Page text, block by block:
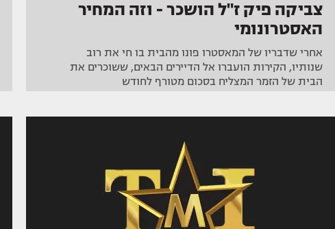
צביקה פיק ז"ל הושכר - וזה המחיר
האסטרונומי
אחרי שדבריו של המאסטרו פונו מהבית בו חי את רוב
שנותיו, הקירות הועברו אל הדיירים הבאים, ששוכרים את
הבית של הזמר המצליח בסכום מטורף לחודש